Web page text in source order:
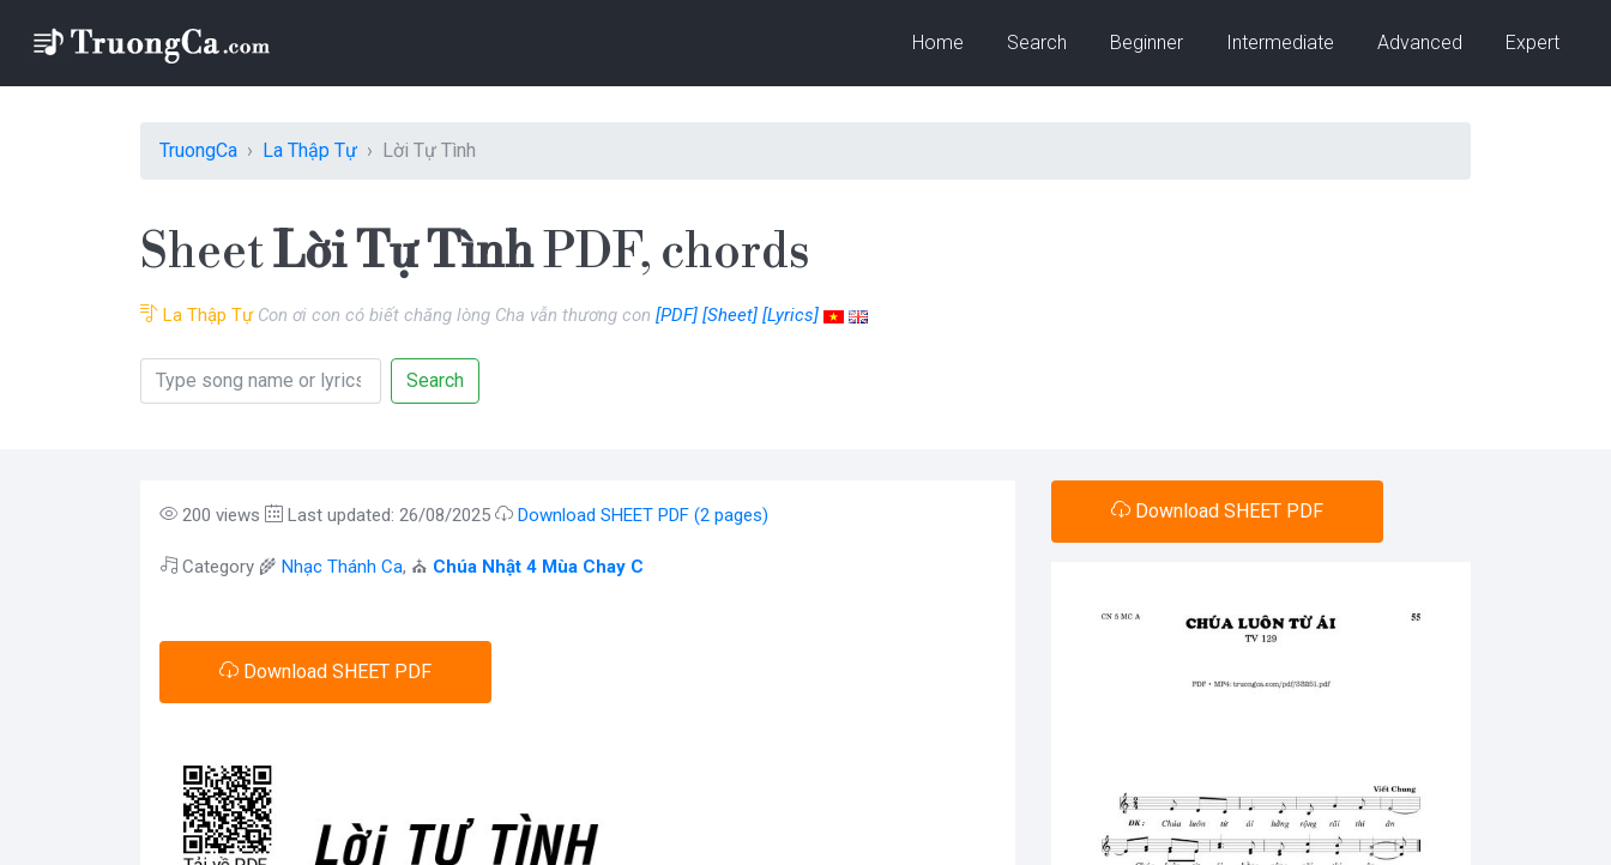
Home Search Beginner Intermediate Advanced Expert
TruongCa La Thập Tự Lời Tự Tình
SheetLời Tự TìnhPDF, chords
La Thập Tự Con ơi con có biết chăng lòng Cha vẫn thương con [PDF] [Sheet] [Lyrics]
Search
200 views Last updated: 26/08/2025 Download SHEET PDF (2 pages)
Category 🌾 Nhạc Thánh Ca, ⛪ Chúa Nhật 4 Mùa Chay C
Download SHEET PDF
Download SHEET PDF